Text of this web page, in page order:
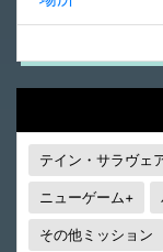
テイン・サラヴェ
ニューゲーム+
その他ミッション